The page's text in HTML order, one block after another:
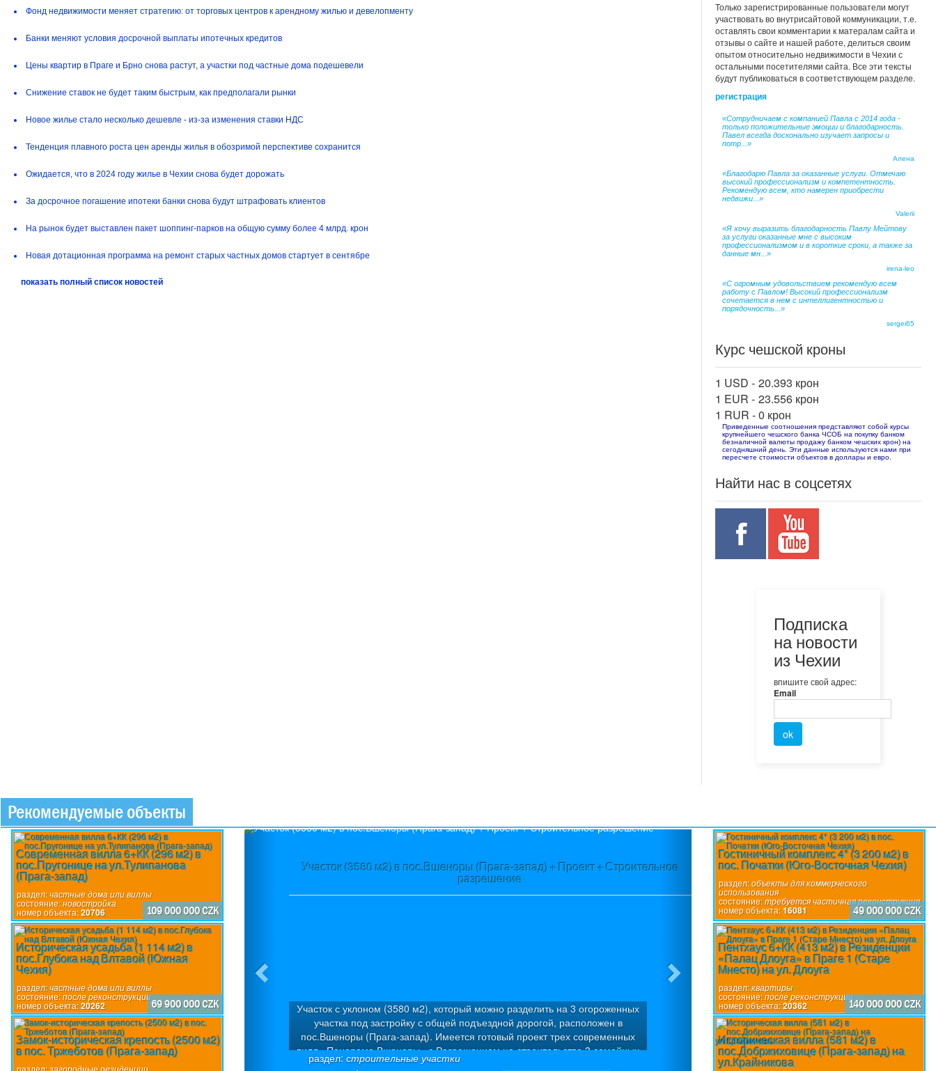
Фонд недвижимости меняет стратегию: от торговых центров к арендному жилью и девелопменту
Банки меняют условия досрочной выплаты ипотечных кредитов
Цены квартир в Праге и Брно снова растут, а участки под частные дома подешевели
Снижение ставок не будет таким быстрым, как предполагали рынки
Новое жилье стало несколько дешевле - из-за изменения ставки НДС
Тенденция плавного роста цен аренды жилья в обозримой перспективе сохранится
Ожидается, что в 2024 году жилье в Чехии снова будет дорожать
За досрочное погашение ипотеки банки снова будут штрафовать клиентов
На рынок будет выставлен пакет шоппинг-парков на общую сумму более 4 млрд. крон
Новая дотационная программа на ремонт старых частных домов стартует в сентябре
показать полный список новостей
Только зарегистрированные пользователи могут
участвовать во внутрисайтовой коммуникации, т.е.
оставлять свои комментарии к матералам сайта и
отзывы о сайте и нашей работе, делиться своим
опытом относительно недвижимости в Чехии с
остальными посетителями сайта. Все эти тексты
будут публиковаться в соответствующем разделе.
регистрация
«Сотрудничаем с компанией Павла с 2014 года -
только положительные эмоции и благодарность.
Павел всегда досконально изучает запросы и
потр...»
Алена
«Благодарю Павла за оказанные услуги. Отмечаю
высокий профессионализм и компетентность.
Рекомендую всем, кто намерен приобрести
недвижи...»
Valerii
«Я хочу выразить благодарность Павлу Мейтову
за услуги оказанные мне с высоким
профессионализмом и в короткие сроки, а также за
данные мн...»
irena-leo
«С огромным удовольствием рекомендую всем
работу с Павлом! Высокий профессионализм
сочетается в нем с интеллигентностью и
порядочность...»
sergei65
Курс чешской кроны
1 USD - 20.393 крон
1 EUR - 23.556 крон
1 RUR -0 крон
Приведенные соотношения представляют собой курсы
крупнейшего чешского банка ЧСОБ на покупку банком
безналичной валюты продажу банком чешских крон) на
сегодняшний день. Эти данные используются нами при
пересчете стоимости объектов в доллары и евро.
Найти нас в соцсетях
Подписка
на новости
из Чехии
впишите свой адрес:
Email
Рекомендуемые объекты
Современная вилла 6+КК (296 м2) в
пос.Пругонице на ул.Тулипанова
(Прага-запад)
раздел:частные дома или виллы
состояние:новостройка
номер объекта:20706 109 000 000 CZK
Историческая усадьба (1 114 м2) в
пос.Глубока над Влтавой (Южная
Чехия)
раздел:частные дома или виллы
состояние:после реконструкции
номер объекта:20262 69 900 000 CZK
Замок-историческая крепость (2500 м2)
в пос. Тржеботов (Прага-запад)
раздел:загородные резиденции
Участок (3580 м2) в пос.Вшеноры (Прага-запад) + Проект + Строительное
разрешение
раздел:строительные участки
Участок с уклоном (3580 м2), который можно разделить на 3 огороженных
участка под застройку с общей подъездной дорогой, расположен в
пос.Вшеноры (Прага-запад). Имеется готовый проект трех современных
вилл «Панорама Вшеноры» с Разрешением на строительство 3 семейных
домов: Вилла «Х» (6/7+1): Площадь участка - 1026 м², полезная площадь -
Previous
Гостиничный комплекс 4* (3 200 м2) в
пос. Початки (Юго-Восточная Чехия)
раздел:объекты для коммерческого
использования
состояние:требуется частичная реконструкция
номер объекта:16081 49 000 000 CZK
Пентхаус 6+КК (413 м2) в Резиденции
«Палац Длоуга» в Праге 1 (Старе
Мнесто) на ул. Длоуга
раздел:квартиры
состояние:после реконструкции
номер объекта:20362 140 000 000 CZK
Историческая вилла (581 м2) в
пос.Добржиховице (Прага-запад) на
ул.Крайникова